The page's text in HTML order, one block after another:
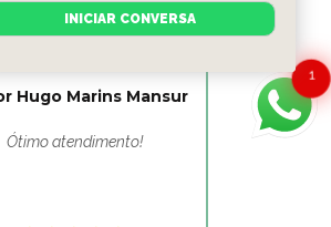
Hugo Marins Mansur
Ótimo atendimento!
1
INICIAR CONVERSA